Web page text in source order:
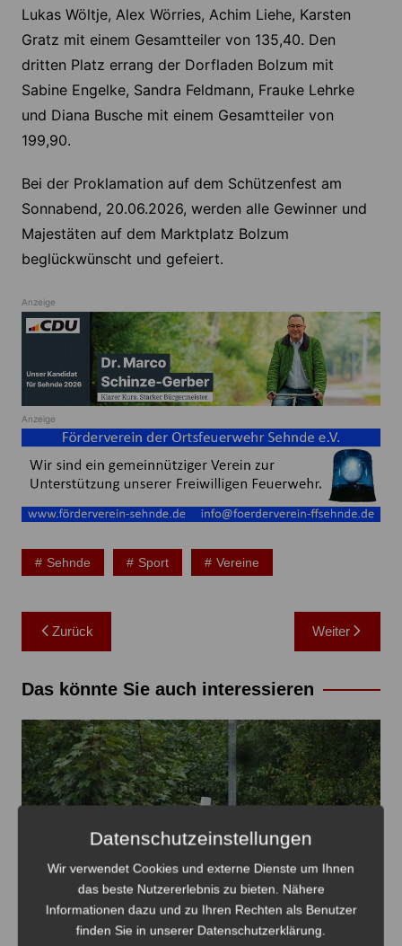
Lukas Wöltje, Alex Wörries, Achim Liehe, Karsten
Gratz mit einem Gesamtteiler von 135,40. Den
dritten Platz errang der Dorfladen Bolzum mit
Sabine Engelke, Sandra Feldmann, Frauke Lehrke
und Diana Busche mit einem Gesamtteiler von
199,90.
Bei der Proklamation auf dem Schützenfest am
Sonnabend, 20.06.2026, werden alle Gewinner und
Majestäten auf dem Marktplatz Bolzum
beglückwünscht und gefeiert.
Anzeige
Anzeige
Sehnde Sport Vereine
Beitragsnavigation
Zurück Weiter
Das könnte Sie auch interessieren
Datenschutzeinstellungen
Wir verwendet Cookies und externe Dienste um Ihnen
das beste Nutzererlebnis zu bieten. Nähere
Informationen dazu und zu Ihren Rechten als Benutzer
finden Sie in unserer Datenschutzerklärung.